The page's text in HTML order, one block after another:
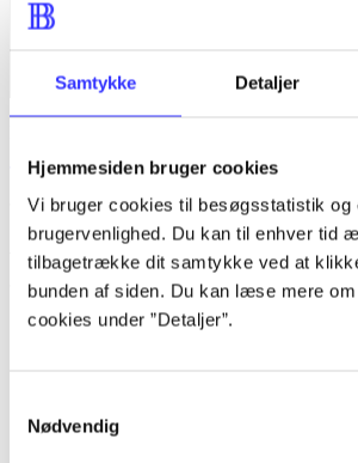
Samtykke Detaljer
Hjemmesiden bruger cookies
Vi bruger cookies til besøgsstatistik og
brugervenlighed. Du kan til enhver tid
tilbagetrække dit samtykke ved at
bunden af siden. Du kan læse mere
cookies under ”Detaljer”.
Nødvendig
Telltale Games
Anmeldelser (5)
Bibliotekernes vurdering